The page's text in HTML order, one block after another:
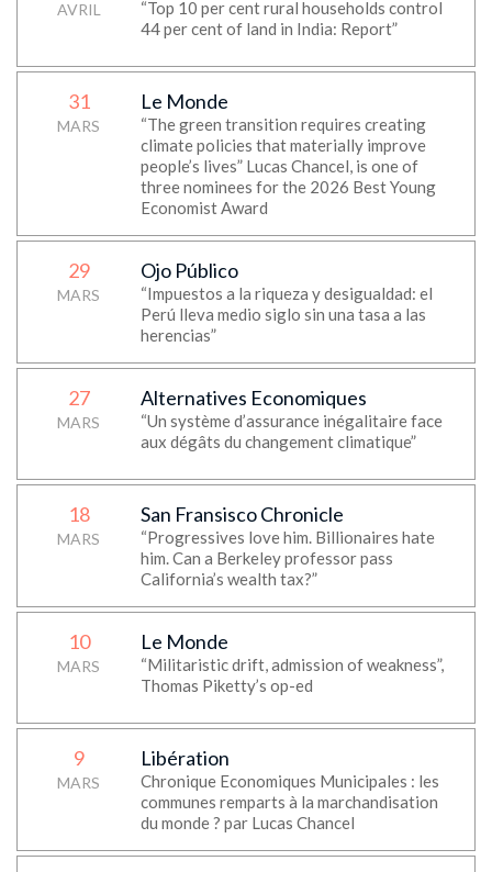
AVRIL
“Top 10 per cent rural households control
44 per cent of land in India: Report”
31
MARS
Le Monde
“The green transition requires creating
climate policies that materially improve
people’s lives” Lucas Chancel, is one of
three nominees for the 2026 Best Young
Economist Award
29
MARS
Ojo Público
“Impuestos a la riqueza y desigualdad: el
Perú lleva medio siglo sin una tasa a las
herencias”
27
MARS
Alternatives Economiques
“Un système d’assurance inégalitaire face
aux dégâts du changement climatique”
18
MARS
San Fransisco Chronicle
“Progressives love him. Billionaires hate
him. Can a Berkeley professor pass
California’s wealth tax?”
10
MARS
Le Monde
“Militaristic drift, admission of weakness”,
Thomas Piketty’s op-ed
9
MARS
Libération
Chronique Economiques Municipales : les
communes remparts à la marchandisation
du monde ? par Lucas Chancel